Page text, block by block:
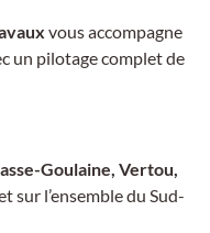
vous accompagne
un pilotage complet de
Goulaine, Vertou,
sur l’ensemble du Sud-